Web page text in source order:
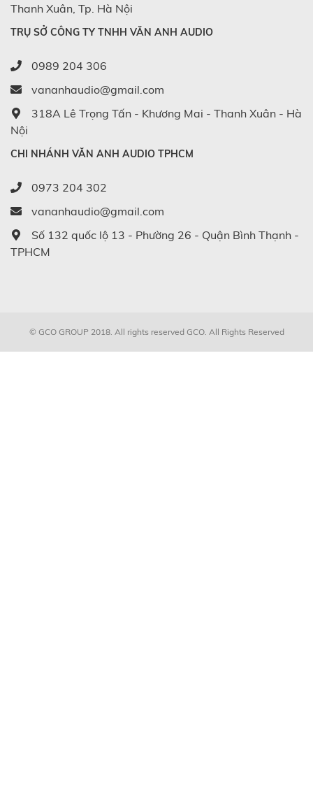
Thanh Xuân, Tp. Hà Nội
TRỤ SỞ CÔNG TY TNHH VĂN ANH AUDIO
0989 204 306
vananhaudio@gmail.com
318A Lê Trọng Tấn - Khương Mai - Thanh Xuân - Hà
Nội
CHI NHÁNH VĂN ANH AUDIO TPHCM
0973 204 302
vananhaudio@gmail.com
Số 132 quốc lộ 13 - Phường 26 - Quận Bình Thạnh -
TPHCM
© GCO GROUP 2018. All rights reserved GCO. All Rights Reserved